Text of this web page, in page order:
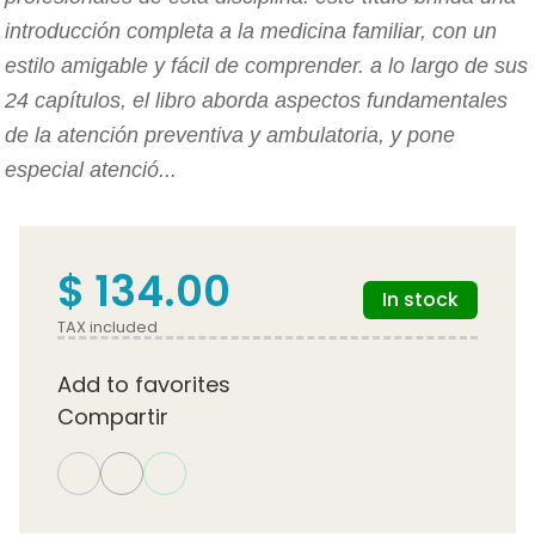
introducción completa a la medicina familiar, con un
estilo amigable y fácil de comprender. a lo largo de sus
24 capítulos, el libro aborda aspectos fundamentales
de la atención preventiva y ambulatoria, y pone
especial atenció...
$ 134.00
TAX included
In stock
Add to favorites
Compartir